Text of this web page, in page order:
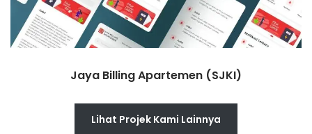
Jaya Billing Apartemen (SJKI)
Lihat Projek Kami Lainnya